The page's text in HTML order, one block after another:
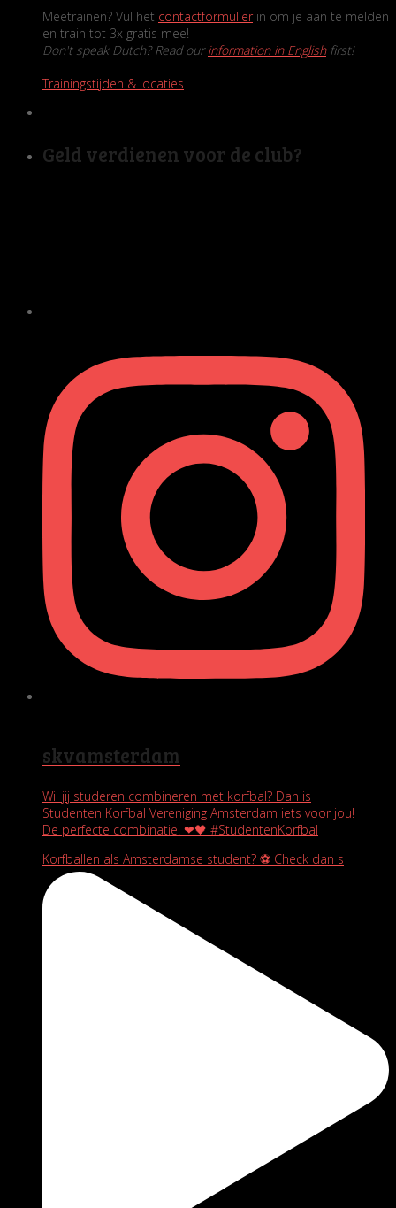
Meetrainen? Vul het contactformulierin om je aan te melden
en train tot 3x gratis mee!
Don't speak Dutch? Read ourinformation in Englishfirst!
Trainingstijden & locaties
Geld verdienen voor de club?
skvamsterdam
Wil jij studeren combineren met korfbal? Dan is
Studenten Korfbal Vereniging Amsterdam iets voor jou!
De perfecte combinatie. ❤🖤 #StudentenKorfbal
Korfballen als Amsterdamse student? ⚽️ Check dan s